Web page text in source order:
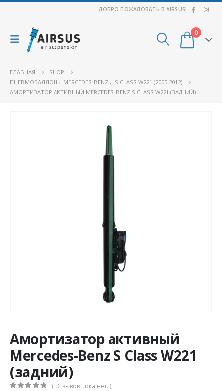
ДОБРО ПОЖАЛОВАТЬ В AIRSUS!
0
ГЛАВНАЯ
SHOP
ПНЕВМОБАЛЛОНЫ MERCEDES-BENZ ,
S CLASS W221 (2005-2012)
АМОРТИЗАТОР АКТИВНЫЙ MERCEDES-BENZ S CLASS W221 (ЗАДНИЙ)
Амортизатор активный
Mercedes-Benz S Class W221
(задний)
( Отзывов пока нет. )